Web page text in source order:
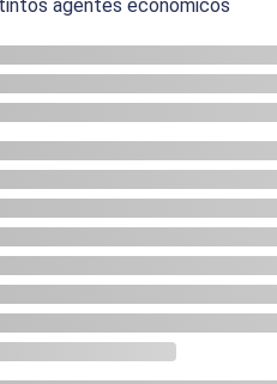
agentes económicos